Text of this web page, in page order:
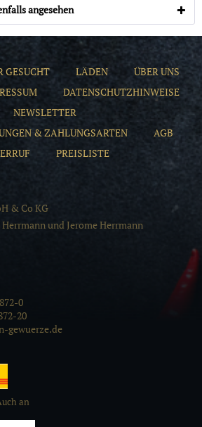
angesehen
GESUCHT LÄDEN
ÜBER UNS
DATENSCHUTZHINWEISE
NEWSLETTER
& ZAHLUNGSARTEN
AGB
PREISLISTE
& Co KG
und Jerome Herrmann
0
20
gewuerze.de
an